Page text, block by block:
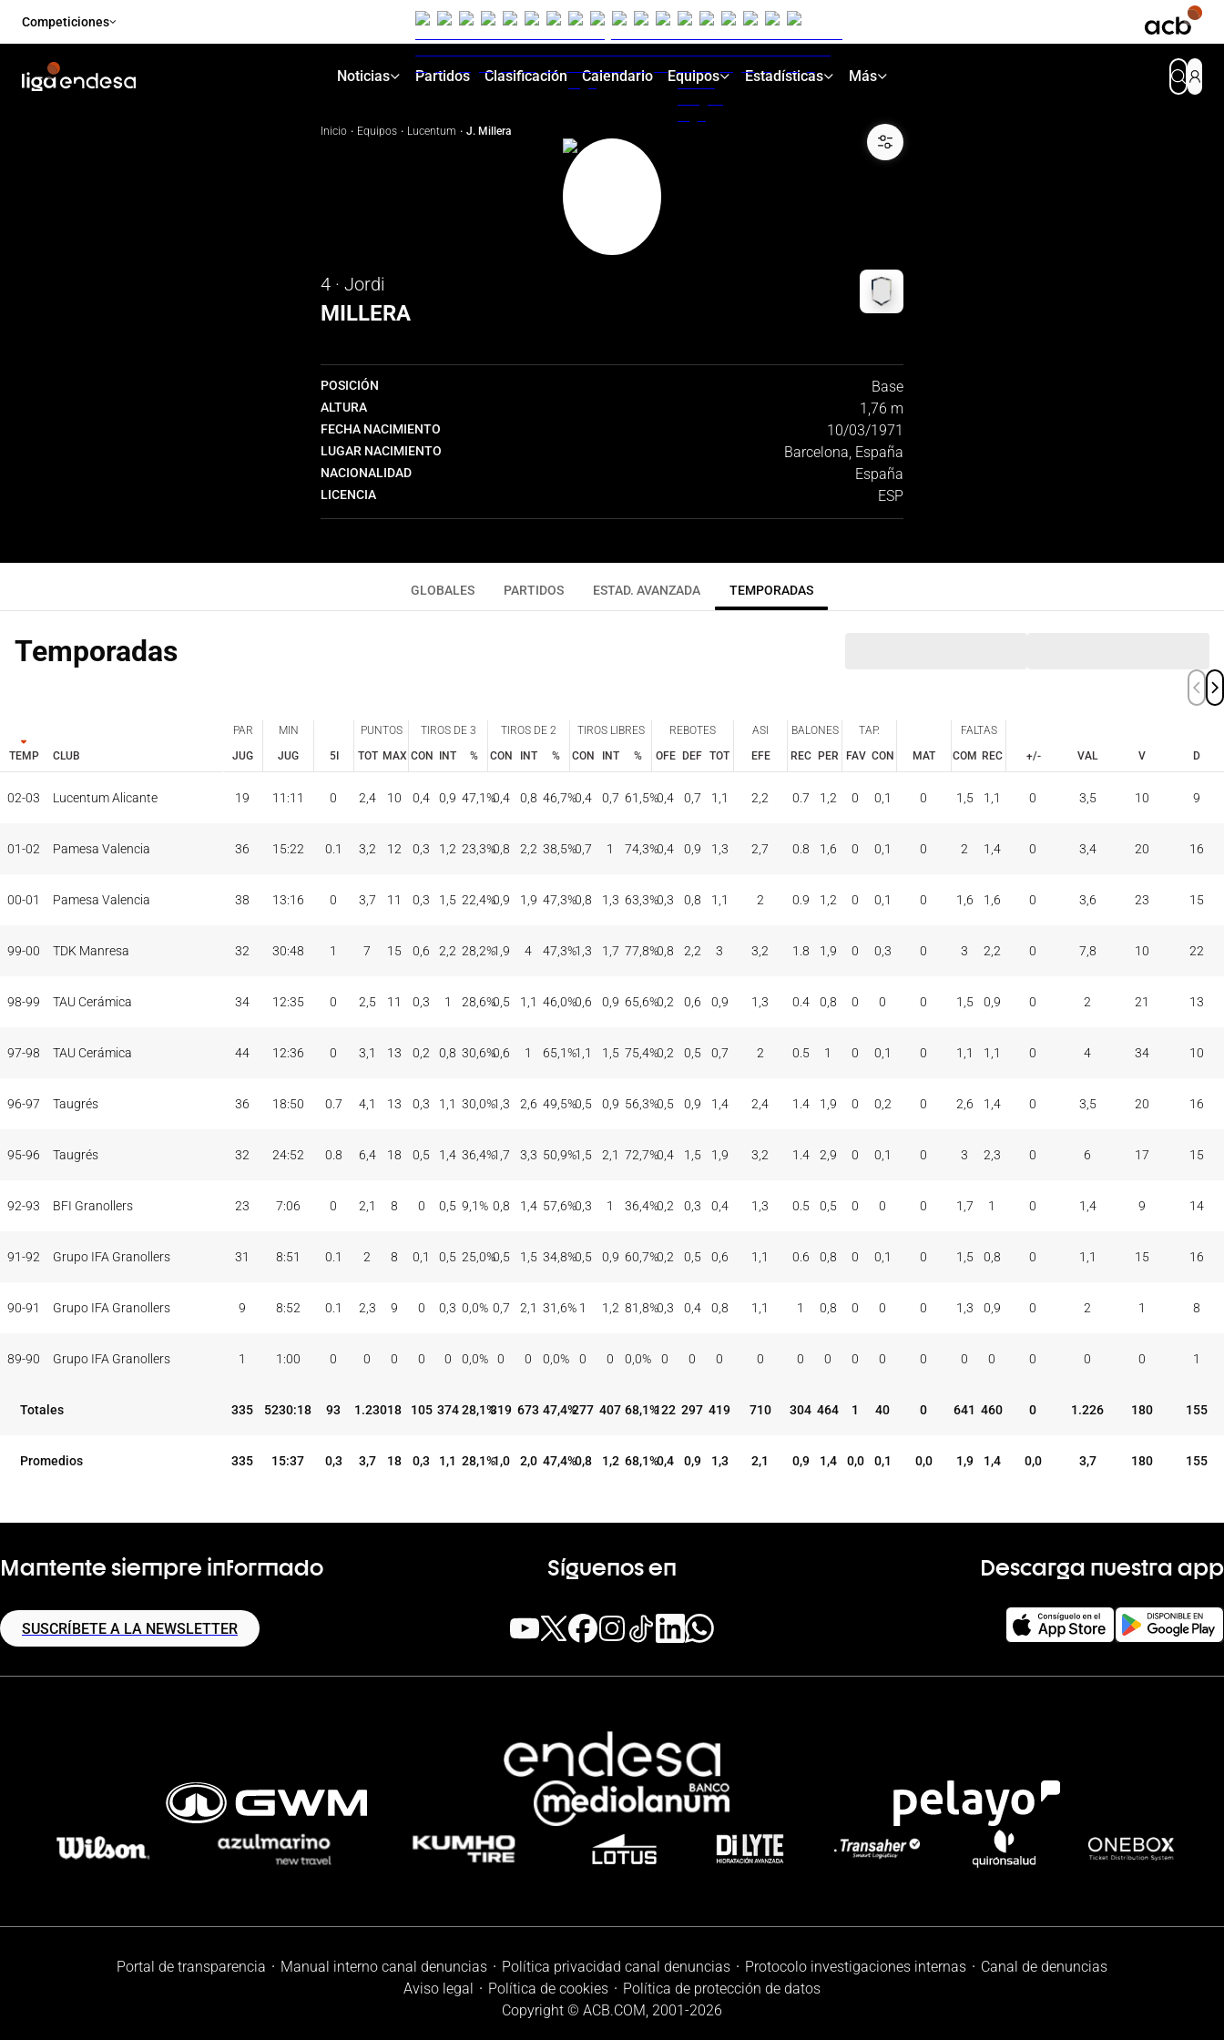
Competiciones
Noticias Partidos Clasificación Calendario Equipos Estadísticas Más
Inicio · Equipos · Lucentum · J. Millera
4 · Jordi
MILLERA
POSICIÓN Base
ALTURA 1,76 m
FECHA NACIMIENTO 10/03/1971
LUGAR NACIMIENTO Barcelona, España
NACIONALIDAD España
LICENCIA ESP
GLOBALES PARTIDOS ESTAD. AVANZADA TEMPORADAS
Temporadas
TEMP CLUB
PAR
MIN
5I
PUNTOS TIROS DE 3 TIROS DE 2 TIROS LIBRES REBOTES ASI BALONES
TAP.
MAT
FALTAS
+/-
VAL V D
JUG JUG TOT MAX CON INT % CON INT % CON INT % OFE DEF TOT EFE REC PER FAV CON COM REC
VAL
02-03 Lucentum Alicante 19 11:11 0 2,4 10 0,4 0,9 47,1%0,4 0,8 46,7%0,4 0,7 61,5%0,4 0,7 1,1 2,2 0.7 1,2 0 0,1 0 1,5 1,1 0 3,5 10 9
01-02 Pamesa Valencia 36 15:22 0.1 3,2 12 0,3 1,2 23,3%0,8 2,2 38,5%0,7 1 74,3%0,4 0,9 1,3 2,7 0.8 1,6 0 0,1 0 2 1,4 0 3,4 20 16
00-01 Pamesa Valencia 38 13:16 0 3,7 11 0,3 1,5 22,4%0,9 1,9 47,3%0,8 1,3 63,3%0,3 0,8 1,1 2 0.9 1,2 0 0,1 0 1,6 1,6 0 3,6 23 15
99-00 TDK Manresa 32 30:48 1 7 15 0,6 2,2 28,2%1,9 4 47,3%1,3 1,7 77,8%0,8 2,2 3 3,2 1.8 1,9 0 0,3 0 3 2,2 0 7,8 10 22
98-99 TAU Cerámica 34 12:35 0 2,5 11 0,3 1 28,6%0,5 1,1 46,0%0,6 0,9 65,6%0,2 0,6 0,9 1,3 0.4 0,8 0 0 0 1,5 0,9 0 2 21 13
97-98 TAU Cerámica 44 12:36 0 3,1 13 0,2 0,8 30,6%0,6 1 65,1%1,1 1,5 75,4%0,2 0,5 0,7 2 0.5 1 0 0,1 0 1,1 1,1 0 4 34 10
96-97 Taugrés 36 18:50 0.7 4,1 13 0,3 1,1 30,0%1,3 2,6 49,5%0,5 0,9 56,3%0,5 0,9 1,4 2,4 1.4 1,9 0 0,2 0 2,6 1,4 0 3,5 20 16
95-96 Taugrés 32 24:52 0.8 6,4 18 0,5 1,4 36,4%1,7 3,3 50,9%1,5 2,1 72,7%0,4 1,5 1,9 3,2 1.4 2,9 0 0,1 0 3 2,3 0 6 17 15
92-93 BFI Granollers 23 7:06 0 2,1 8 0 0,5 9,1% 0,8 1,4 57,6%0,3 1 36,4%0,2 0,3 0,4 1,3 0.5 0,5 0 0 0 1,7 1 0 1,4 9 14
91-92 Grupo IFA Granollers 31 8:51 0.1 2 8 0,1 0,5 25,0%0,5 1,5 34,8%0,5 0,9 60,7%0,2 0,5 0,6 1,1 0.6 0,8 0 0,1 0 1,5 0,8 0 1,1 15 16
90-91 Grupo IFA Granollers 9 8:52 0.1 2,3 9 0 0,3 0,0% 0,7 2,1 31,6% 1 1,2 81,8%0,3 0,4 0,8 1,1 1 0,8 0 0 0 1,3 0,9 0 2 1 8
89-90 Grupo IFA Granollers 1 1:00 0 0 0 0 0 0,0% 0 0 0,0% 0 0 0,0% 0 0 0 0 0 0 0 0 0 0 0 0 0 0 1
Totales 335 5230:18 93 1.23018 105 374 28,1%319 673 47,4%277 407 68,1%122 297 419 710 304 464 1 40 0 641 460 0 1.226 180 155
Promedios 335 15:37 0,3 3,7 18 0,3 1,1 28,1%1,0 2,0 47,4%0,8 1,2 68,1%0,4 0,9 1,3 2,1 0,9 1,4 0,0 0,1 0,0 1,9 1,4 0,0 3,7 180 155
Mantente siempre informado
SUSCRÍBETE A LA NEWSLETTER
Síguenos en Descarga nuestra app
Portal de transparencia Manual interno canal denuncias Política privacidad canal denuncias Protocolo investigaciones internas
Canal de denuncias
Aviso legal
Política de cookies
Política de protección de datos
Copyright © ACB.COM, 2001-2026